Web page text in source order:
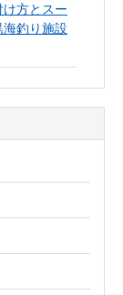
け方とスー
釣り施設